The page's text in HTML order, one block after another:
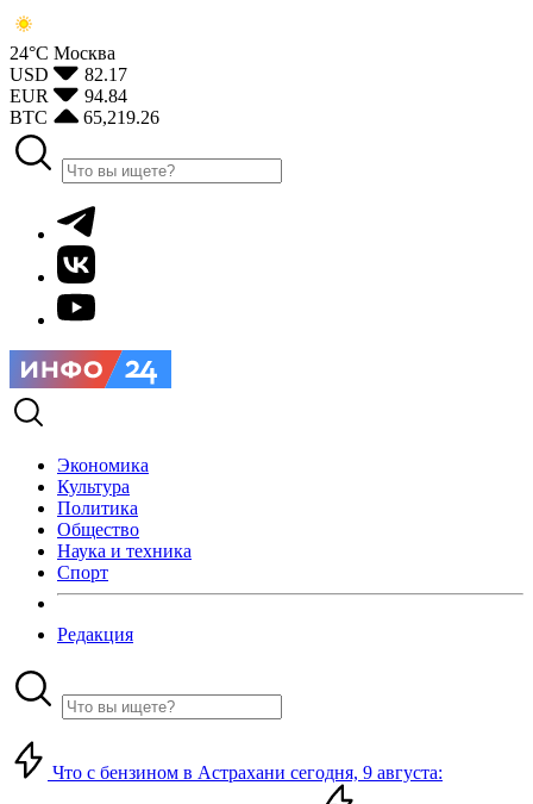
24°С Москва
USD
82.17
EUR
94.84
BTC
65,219.26
Экономика
Культура
Политика
Общество
Наука и техника
Спорт
Редакция
Что с бензином в Астрахани сегодня, 9 августа: